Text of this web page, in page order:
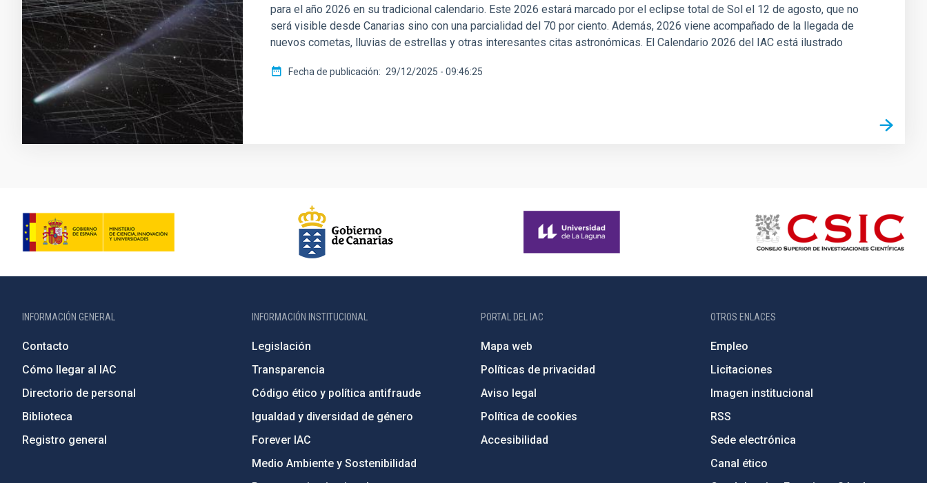
para el año 2026 en su tradicional calendario. Este 2026 estará marcado por el eclipse total de Sol el 12 de agosto, que no
será visible desde Canarias sino con una parcialidad del 70 por ciento. Además, 2026 viene acompañado de la llegada de
nuevos cometas, lluvias de estrellas y otras interesantes citas astronómicas. El Calendario 2026 del IAC está ilustrado
Fecha de publicación 29/12/2025 - 09:46:25
INFORMACIÓN GENERAL
Contacto
Cómo llegar al IAC
Directorio de personal
Biblioteca
Registro general
INFORMACIÓN INSTITUCIONAL
Legislación
Transparencia
Código ético y política antifraude
Igualdad y diversidad de género
Forever IAC
Medio Ambiente y Sostenibilidad
PORTAL DEL IAC
Mapa web
Políticas de privacidad
Aviso legal
Política de cookies
Accesibilidad
OTROS ENLACES
Empleo
Licitaciones
Imagen institucional
RSS
Sede electrónica
Canal ético